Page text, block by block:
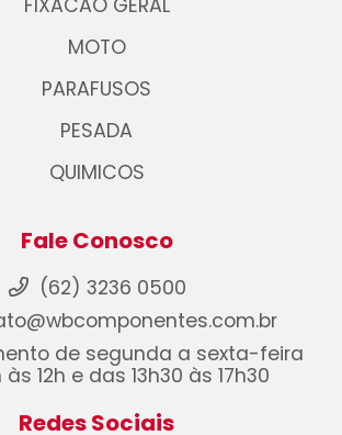
FIXACAO GERAL
MOTO
PARAFUSOS
PESADA
QUIMICOS
Fale Conosco
(62) 3236 0500
de segunda a sexta-feira
12h e das 13h30 às 17h30
Redes Sociais